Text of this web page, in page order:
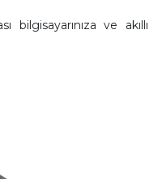
ve akıllı